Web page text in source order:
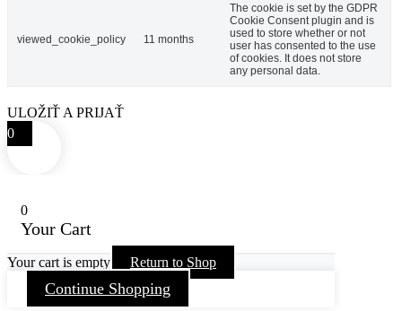
viewed_cookie_policy 11 months
The cookie is set by the GDPR
Cookie Consent plugin and is
used to store whether or not
user has consented to the use
of cookies. It does not store
any personal data.
ULOŽIŤ A PRIJAŤ
0
0
Your Cart
Your cart is empty Return to Shop
Continue Shopping